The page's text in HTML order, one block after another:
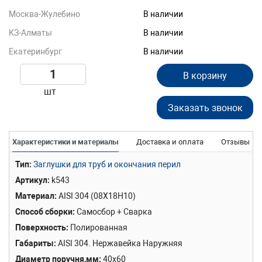
Москва-Жулебино
В наличии
КЗ-Алматы
В наличии
Екатеринбург
В наличии
шт
В корзину
Заказать звонок
Характеристики и материалы Доставка и оплата Отзывы
Тип Заглушки для труб и окончания перил
Артикул k543
Материал AISI 304 (08Х18Н10)
Способ сборки Самосбор + Сварка
Поверхность Полированная
Габариты AISI 304. Нержавейка Наружняя
Диаметр поручня,мм 40x60